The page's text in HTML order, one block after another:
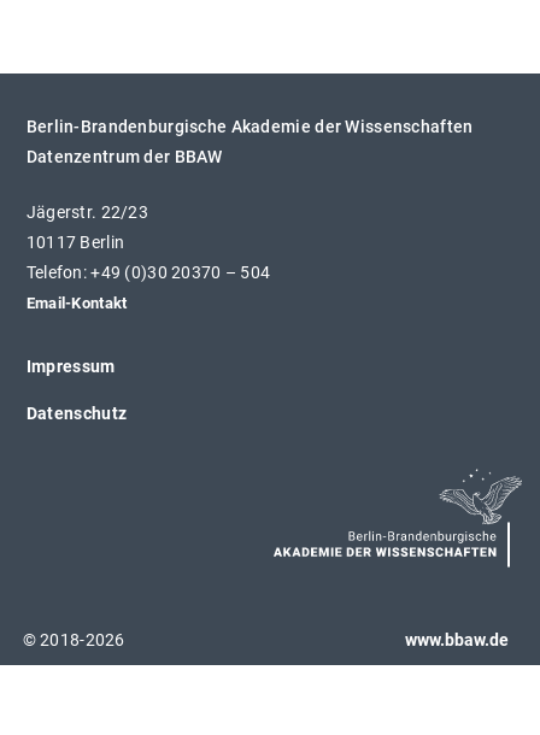
Berlin-Brandenburgische Akademie der Wissenschaften
Datenzentrum der BBAW
Jägerstr. 22/23
10117 Berlin
Telefon: +49 (0)30 20370 – 504
Email-Kontakt
Impressum
Datenschutz
www.bbaw.de
© 2018-2026